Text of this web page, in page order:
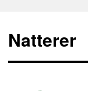
springen
Natterer